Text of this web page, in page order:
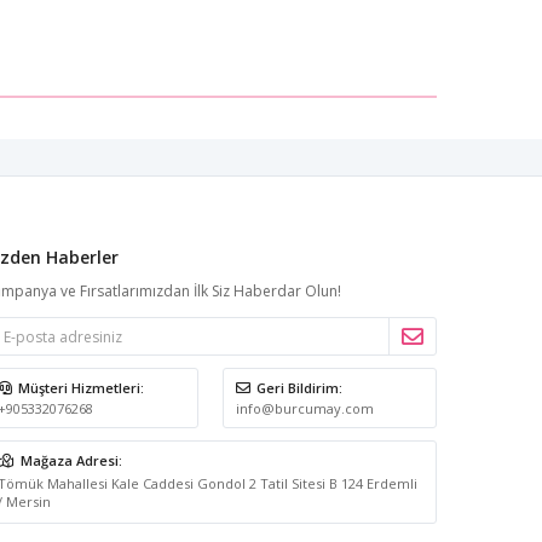
sunan burcumay, panduf modellerini pijama
Giyip çıkarması en hızlı panduf türüdür; bu
Haberler
ve Fırsatlarımızdan İlk Siz Haberdar Olun!
Müşteri Hizmetleri:
+905332076268
Geri Bildirim:
info@burcumay.com
Mağaza Adresi:
Mahallesi Kale Caddesi Gondol 2 Tatil Sitesi B 124 Erdemli
Mersin